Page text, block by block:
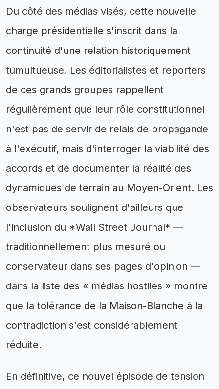
Du côté des médias visés, cette nouvelle
charge présidentielle s'inscrit dans la
continuité d'une relation historiquement
tumultueuse. Les éditorialistes et reporters
de ces grands groupes rappellent
régulièrement que leur rôle constitutionnel
n'est pas de servir de relais de propagande
à l'exécutif, mais d'interroger la viabilité des
accords et de documenter la réalité des
dynamiques de terrain au Moyen-Orient. Les
observateurs soulignent d'ailleurs que
l'inclusion du *Wall Street Journal* —
traditionnellement plus mesuré ou
conservateur dans ses pages d'opinion —
dans la liste des « médias hostiles » montre
que la tolérance de la Maison-Blanche à la
contradiction s'est considérablement
réduite.
En définitive, ce nouvel épisode de tension